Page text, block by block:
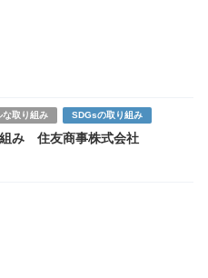
な取り組み SDGsの取り組み
み 住友商事株式会社